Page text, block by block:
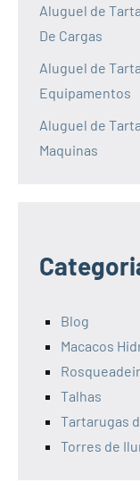
Aluguel de
De Cargas
Aluguel de
Equipamentos
Aluguel de
Maquinas
Blog
Macacos
Talhas
Tartarugas
Torres de